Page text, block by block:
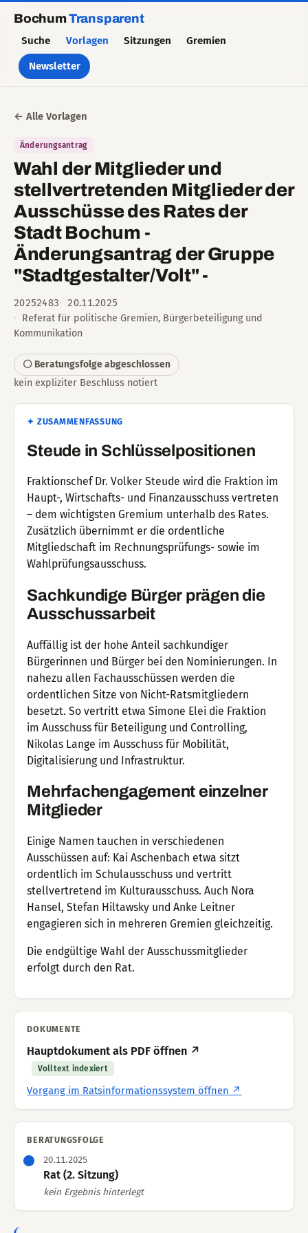
BochumTransparent
Suche Vorlagen Sitzungen Gremien
Newsletter
← Alle Vorlagen
Änderungsantrag
Wahl der Mitglieder und
stellvertretenden Mitglieder der
Ausschüsse des Rates der
Stadt Bochum -
Änderungsantrag der Gruppe
"Stadtgestalter/Volt" -
20252483
20.11.2025
Referat für politische Gremien, Bürgerbeteiligung und
Kommunikation
⚪ Beratungsfolge abgeschlossen
kein expliziter Beschluss notiert
✦ ZUSAMMENFASSUNG
Steude in Schlüsselpositionen
Fraktionschef Dr. Volker Steude wird die Fraktion im
Haupt-, Wirtschafts- und Finanzausschuss vertreten
– dem wichtigsten Gremium unterhalb des Rates.
Zusätzlich übernimmt er die ordentliche
Mitgliedschaft im Rechnungsprüfungs- sowie im
Wahlprüfungsausschuss.
Sachkundige Bürger prägen die
Ausschussarbeit
Auffällig ist der hohe Anteil sachkundiger
Bürgerinnen und Bürger bei den Nominierungen. In
nahezu allen Fachausschüssen werden die
ordentlichen Sitze von Nicht-Ratsmitgliedern
besetzt. So vertritt etwa Simone Elei die Fraktion
im Ausschuss für Beteiligung und Controlling,
Nikolas Lange im Ausschuss für Mobilität,
Digitalisierung und Infrastruktur.
Mehrfachengagement einzelner
Mitglieder
Einige Namen tauchen in verschiedenen
Ausschüssen auf: Kai Aschenbach etwa sitzt
ordentlich im Schulausschuss und vertritt
stellvertretend im Kulturausschuss. Auch Nora
Hansel, Stefan Hiltawsky und Anke Leitner
engagieren sich in mehreren Gremien gleichzeitig.
Die endgültige Wahl der Ausschussmitglieder
erfolgt durch den Rat.
DOKUMENTE
Hauptdokument als PDF öffnen ↗
Volltext indexiert
Vorgang im Ratsinformationssystem öffnen ↗
BERATUNGSFOLGE
20.11.2025
Rat (2. Sitzung)
kein Ergebnis hinterlegt